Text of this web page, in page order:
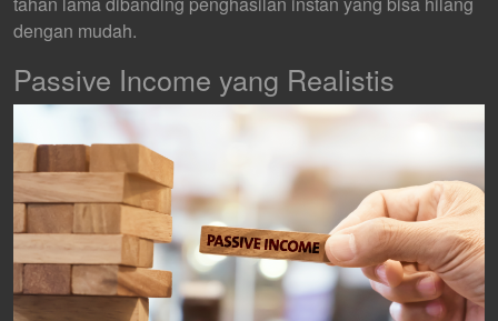
dengan mudah.
Passive Income yang Realistis